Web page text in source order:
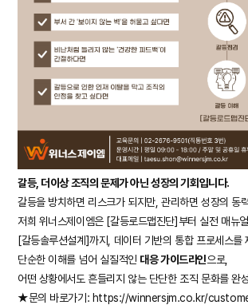
갈등, 더이상 조직의 문제가 아닌 성장의 기회입니다.
갈등을 방치하면 리스크가 되지만, 관리하면 성장의 동
저희 위너스제이엠은 [갈등로드맵진단]부터 실전 매뉴
[갈등솔루션설계]까지, 데이터 기반의 통합 프로세스를
단순한 이해를 넘어 실질적인 대응 가이드라인으로,
어떤 상황에서도 흔들리지 않는 단단한 조직 문화를 완
★문의 바로가기: https://winnersjm.co.kr/